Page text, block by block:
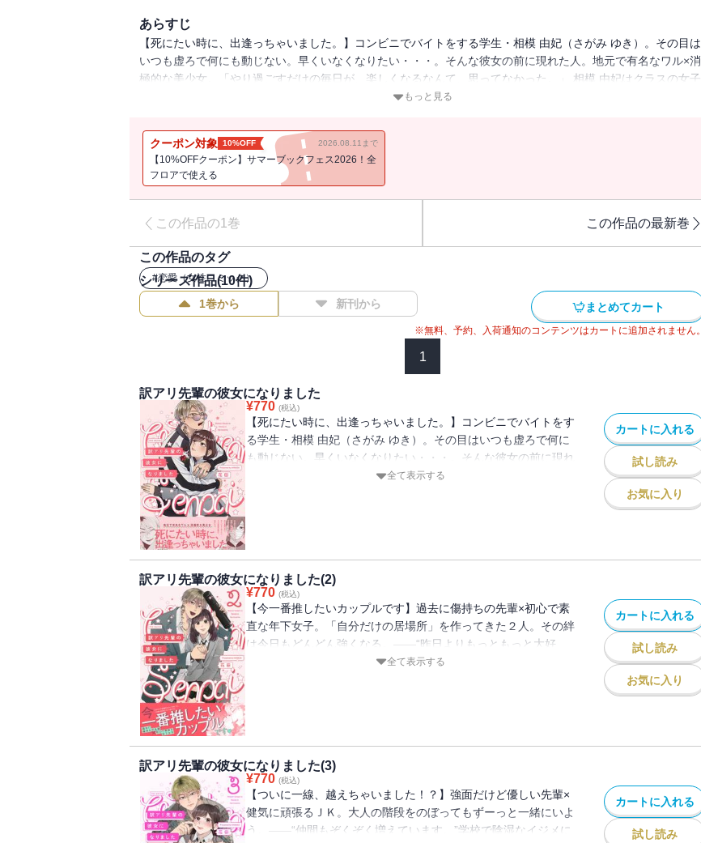
あらすじ
【死にたい時に、出逢っちゃいました。】コンビニでバイトをする学生・相模 由妃（さがみ ゆき）。その目は
いつも虚ろで何にも動じない。早くいなくなりたい・・・。そんな彼女の前に現れた人。地元で有名なワル×消
極的な美少女。「やり過ごすだけの毎日が、楽しくなるなんて、思ってなかった。」 相模 由妃はクラスの女子
からイジメのターゲットにされていた。嫌がらせや悪口、時には暴力・・・。それらに対抗する術は全てを諦め
しかし由妃のモノクロな日常は、不良達のリーダー的な存在、鬼塚（おにつか）との出逢いで変わっていく。
辛いこともあるけどこの人といると、世界がキラキラしはじめる。 ちょっと不思議な組み合わせのカップルが
織り成す胸きゅんな日々、花田 デビューコミックス。
もっと見る
クーポン対象 10%OFF 2026.08.11まで
【10%OFFクーポン】サマーブックフェス2026！全
フロアで使える
この作品の1巻 この作品の最新巻
この作品のタグ
#恋愛（女性コミック）
シリーズ作品(10件)
1巻から 新刊から まとめてカート
※無料、予約、入荷通知のコンテンツはカートに追加されません。
1
訳アリ先輩の彼女になりました
¥770 (税込)
【死にたい時に、出逢っちゃいました。】コンビニでバイトをす
る学生・相模 由妃（さがみ ゆき）。その目はいつも虚ろで何に
も動じない。早くいなくなりたい・・・。そんな彼女の前に現れ
た人。地元で有名なワル×消極的な美少女。「やり過ごすだけの
を終わらせたい、ただそれだけだった。 しかし由妃のモノクロ
な日常は、不良達のリーダー的な存在、鬼塚（おにつか）との出
逢いで変わっていく。 辛いこともあるけどこの人といると、世
界がキラキラしはじめる。 ちょっと不思議な組み合わせのカッ
プルが織り成す胸きゅんな日々、花田 デビューコミックス。
全て表示する
カートに入れる
試し読み
お気に入り
訳アリ先輩の彼女になりました(2)
¥770 (税込)
【今一番推したいカップルです】過去に傷持ちの先輩×初心で素
直な年下女子。「自分だけの居場所」を作ってきた２人。その絆
は今日もどんどん強くなる。――“昨日よりもっともっと大好
き。”不良として名の知れた先輩、鬼塚（おにつか）と付き合い
の表情。恋のときめきがたくさん詰まったカップルの日常、第２
弾。※本作品は単巻配信しているものに、加筆修正・描き下ろし
を加えたコミックス版です。重複購入にお気をつけ下さい。
全て表示する
カートに入れる
試し読み
お気に入り
訳アリ先輩の彼女になりました(3)
¥770 (税込)
【ついに一線、越えちゃいました！？】強面だけど優しい先輩×
健気に頑張るＪＫ。大人の階段をのぼってもずーっと一緒にいよ
う。――“仲間もぞくぞく増えています。”学校で陰湿なイジメに
カートに入れる
試し読み